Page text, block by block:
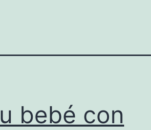
bebé con